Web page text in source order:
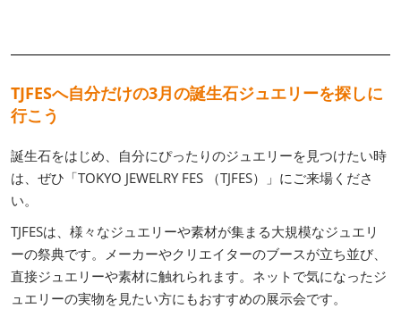
TJFESへ自分だけの3月の誕生石ジュエリーを探しに
行こう
誕生石をはじめ、自分にぴったりのジュエリーを見つけたい時
は、ぜひ「TOKYO JEWELRY FES （TJFES）」にご来場くださ
い。
TJFESは、様々なジュエリーや素材が集まる大規模なジュエリ
ーの祭典です。メーカーやクリエイターのブースが立ち並び、
直接ジュエリーや素材に触れられます。ネットで気になったジ
ュエリーの実物を見たい方にもおすすめの展示会です。